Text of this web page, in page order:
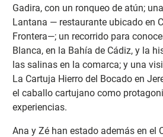
Gadira, con un ronqueo de atún;
Lantana — restaurante ubicado en
Frontera—; un recorrido para
Blanca, en la Bahía de Cádiz, y la
las salinas en la comarca; y una
La Cartuja Hierro del Bocado en
el caballo cartujano como
experiencias.
Ana y Zé han estado además en el